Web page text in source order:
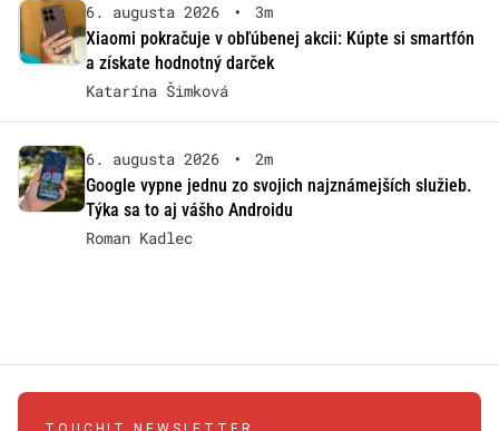
6. augusta 2026 •
3m
Xiaomi pokračuje v obľúbenej akcii: Kúpte si smartfón
a získate hodnotný darček
Katarína Šimková
6. augusta 2026 •
2m
Google vypne jednu zo svojich najznámejších služieb.
Týka sa to aj vášho Androidu
Roman Kadlec